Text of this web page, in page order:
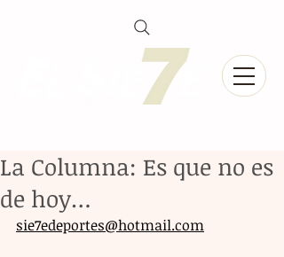
La Columna: Es que no es
de hoy…
sie7edeportes@hotmail.com